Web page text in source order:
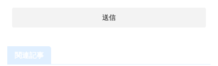
関連記事